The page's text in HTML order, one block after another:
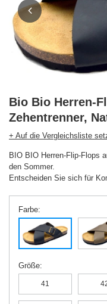
Bio Bio Herren-
Zehentrenner,
+ Auf die Vergleichsliste
BIO BIO Herren-Flip-Flops
den Sommer.
Entscheiden Sie sich für
Farbe
Größe
41